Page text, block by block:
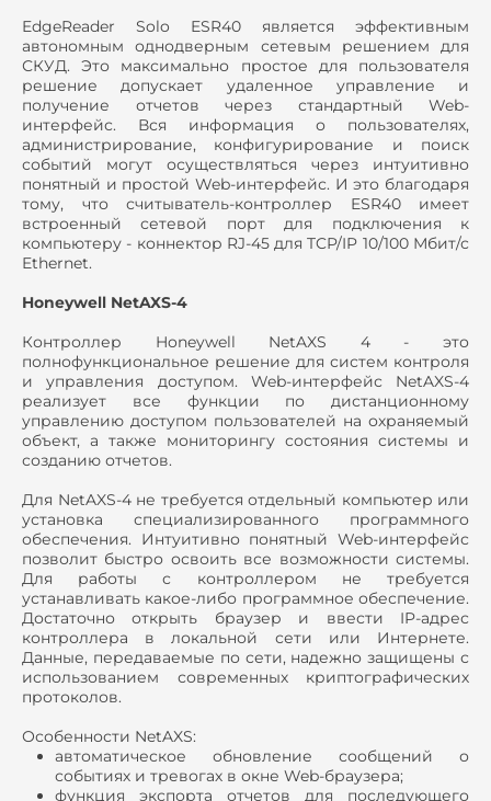
EdgeReader Solo ESR40 является эффективным
автономным однодверным сетевым решением для
СКУД. Это максимально простое для пользователя
решение допускает удаленное управление и
получение отчетов через стандартный Web-
интерфейс. Вся информация о пользователях,
администрирование, конфигурирование и поиск
событий могут осуществляться через интуитивно
понятный и простой Web-интерфейс. И это благодаря
тому, что считыватель-контроллер ESR40 имеет
встроенный сетевой порт для подключения к
компьютеру - коннектор RJ-45 для TCP/IP 10/100 Мбит/с
Ethernet.
Honeywell NetAXS-4
Контроллер Honeywell NetAXS 4 - это
полнофункциональное решение для систем контроля
и управления доступом. Web-интерфейс NetAXS-4
реализует все функции по дистанционному
управлению доступом пользователей на охраняемый
объект, а также мониторингу состояния системы и
созданию отчетов.
Для NetAXS-4 не требуется отдельный компьютер или
установка специализированного программного
обеспечения. Интуитивно понятный Web-интерфейс
позволит быстро освоить все возможности системы.
Для работы с контроллером не требуется
устанавливать какое-либо программное обеспечение.
Достаточно открыть браузер и ввести IP-адрес
контроллера в локальной сети или Интернете.
Данные, передаваемые по сети, надежно защищены с
использованием современных криптографических
протоколов.
Особенности NetAXS:
автоматическое обновление сообщений о
событиях и тревогах в окне Web-браузера;
функция экспорта отчетов для последующего